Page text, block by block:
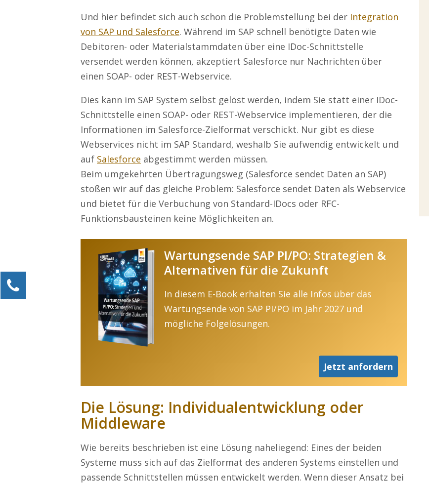
Und hier befindet sich auch schon die Problemstellung bei der Integration
von SAP und Salesforce. Während im SAP schnell benötigte Daten wie
Debitoren- oder Materialstammdaten über eine IDoc-Schnittstelle
versendet werden können, akzeptiert Salesforce nur Nachrichten über
einen SOAP- oder REST-Webservice.
Dies kann im SAP System selbst gelöst werden, indem Sie statt einer IDoc-
Schnittstelle einen SOAP- oder REST-Webservice implementieren, der die
Informationen im Salesforce-Zielformat verschickt. Nur gibt es diese
Webservices nicht im SAP Standard, weshalb Sie aufwendig entwickelt und
auf Salesforce abgestimmt werden müssen.
Beim umgekehrten Übertragungsweg (Salesforce sendet Daten an SAP)
stoßen wir auf das gleiche Problem: Salesforce sendet Daten als Webservice
und bietet für die Verbuchung von Standard-IDocs oder RFC-
Funktionsbausteinen keine Möglichkeiten an.
Wartungsende SAP PI/PO: Strategien &
Alternativen für die Zukunft
In diesem E-Book erhalten Sie alle Infos über das
Wartungsende von SAP PI/PO im Jahr 2027 und
mögliche Folgelösungen.
Jetzt anfordern
Die Lösung: Individualentwicklung oder
Middleware
Wie bereits beschrieben ist eine Lösung naheliegend: Eines der beiden
Systeme muss sich auf das Zielformat des anderen Systems einstellen und
passende Schnittstellen müssen entwickelt werden. Wenn dieser Ansatz bei
Kontaktieren Sie uns!
Alexander Kössner-Maier
Kundenservice
0211 946 285 72-15
Alexander.Koessner-Maier@erlebe-software.de